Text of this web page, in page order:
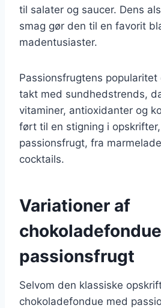
til salater og saucer. Dens
smag gør den til en favorit
madentusiaster.
Passionsfrugtens
takt med sundhedstrends,
vitaminer, antioxidanter og
ført til en stigning i
passionsfrugt, fra
cocktails.
Variationer af
passionsfrugt
Selvom den klassiske
chokoladefondue med